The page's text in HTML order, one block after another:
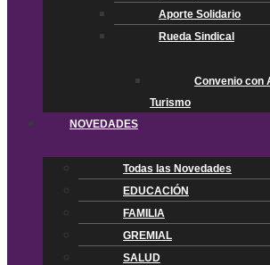
Aporte Solidario
Rueda Sindical
Convenio con
Turismo
NOVEDADES
Todas las Novedades
EDUCACIÓN
FAMILIA
GREMIAL
SALUD